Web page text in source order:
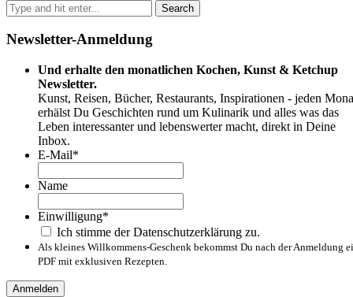
Newsletter-Anmeldung
Und erhalte den monatlichen Kochen, Kunst & Ketchup
Newsletter.
Kunst, Reisen, Bücher, Restaurants, Inspirationen - jeden
erhälst Du Geschichten rund um Kulinarik und alles was das
Leben interessanter und lebenswerter macht, direkt in Deine
Inbox.
E-Mail*
Name
Einwilligung*
Ich stimme der Datenschutzerklärung zu.
Als kleines Willkommens-Geschenk bekommst Du nach der Anmeldung
PDF mit exklusiven Rezepten.